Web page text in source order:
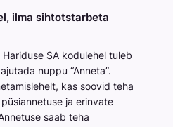
ilma sihtotstarbeta
SA kodulehel tuleb
nuppu “Anneta”.
kas soovid teha
ja erinvate
saab teha